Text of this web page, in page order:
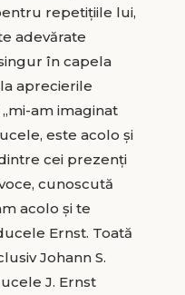
repetițiile lui,
adevărate
în capela
aprecierile
am imaginat
este acolo și
cei prezenți
cunoscută
acolo și te
Ernst. Toată
Johann S.
J. Ernst